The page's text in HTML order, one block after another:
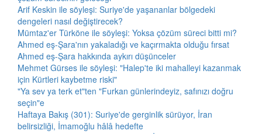
Arif Keskin ile söyleşi: Suriye'de yaşananlar bölgedeki
dengeleri nasıl değiştirecek?
Mümtaz'er Türköne ile söyleşi: Yoksa çözüm süreci bitti mi?
Ahmed eş-Şara'nın yakaladığı ve kaçırmakta olduğu fırsat
Ahmed eş-Şara hakkında aykırı düşünceler
Mehmet Gürses ile söyleşi: "Halep'te iki mahalleyi kazanmak
için Kürtleri kaybetme riski"
"Ya sev ya terk et"ten "Furkan günlerindeyiz, safınızı doğru
seçin"e
Haftaya Bakış (301): Suriye'de gerginlik sürüyor, İran
belirsizliği, İmamoğlu hâlâ hedefte